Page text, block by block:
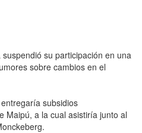
su participación en una
sobre cambios en el
subsidios
Maipú, a la cual asistiría junto al